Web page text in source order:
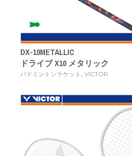
DX-10METALLIC
ドライブ X10 メタリック
バドミントンラケット , VICTOR